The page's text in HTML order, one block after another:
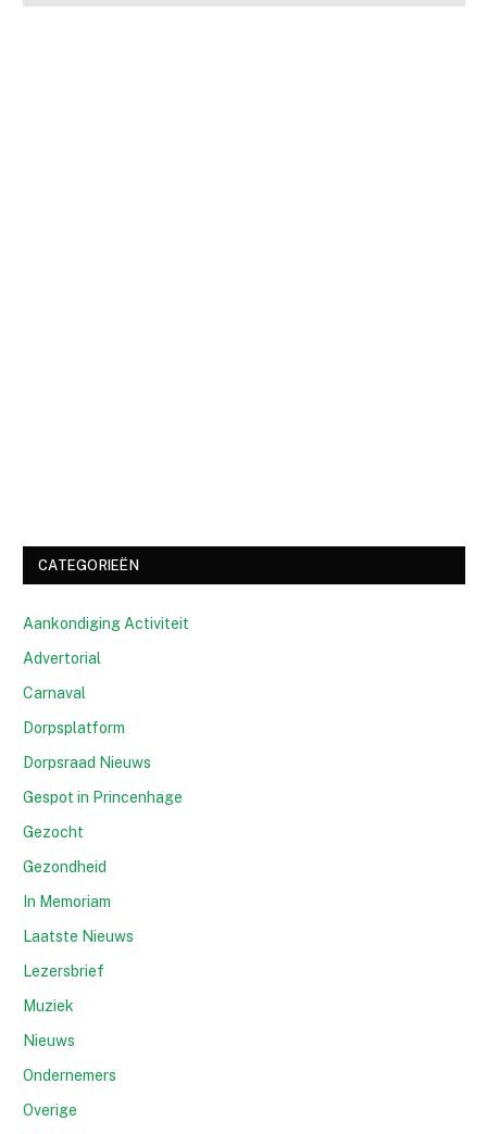
CATEGORIEËN
Aankondiging Activiteit
Advertorial
Carnaval
Dorpsplatform
Dorpsraad Nieuws
Gespot in Princenhage
Gezocht
Gezondheid
In Memoriam
Laatste Nieuws
Lezersbrief
Muziek
Nieuws
Ondernemers
Overige